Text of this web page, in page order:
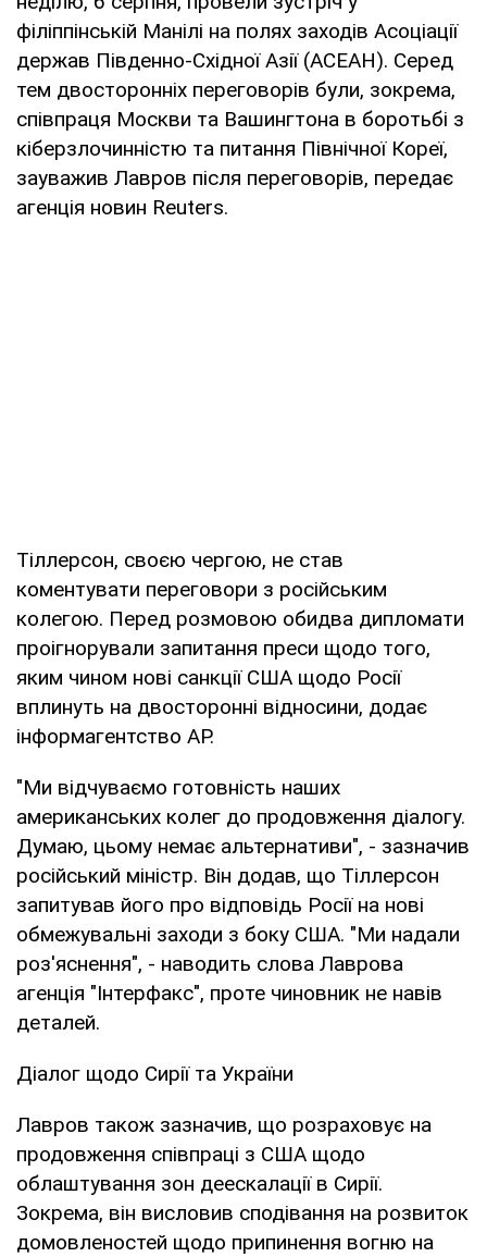
філіппінській Манілі на полях заходів Асоціації
держав Південно-Східної Азії (АСЕАН). Серед
тем двосторонніх переговорів були, зокрема,
співпраця Москви та Вашингтона в боротьбі з
кіберзлочинністю та питання Північної Кореї,
зауважив Лавров після переговорів, передає
агенція новин Reuters.
Тіллерсон, своєю чергою, не став
коментувати переговори з російським
колегою. Перед розмовою обидва дипломати
проігнорували запитання преси щодо того,
яким чином нові санкції США щодо Росії
вплинуть на двосторонні відносини, додає
інформагентство AP.
"Ми відчуваємо готовність наших
американських колег до продовження діалогу.
Думаю, цьому немає альтернативи", - зазначив
російський міністр. Він додав, що Тіллерсон
запитував його про відповідь Росії на нові
обмежувальні заходи з боку США. "Ми надали
роз'яснення", - наводить слова Лаврова
агенція "Інтерфакс", проте чиновник не навів
деталей.
Діалог щодо Сирії та України
Лавров також зазначив, що розраховує на
продовження співпраці з США щодо
облаштування зон деескалації в Сирії.
Зокрема, він висловив сподівання на розвиток
домовленостей щодо припинення вогню на